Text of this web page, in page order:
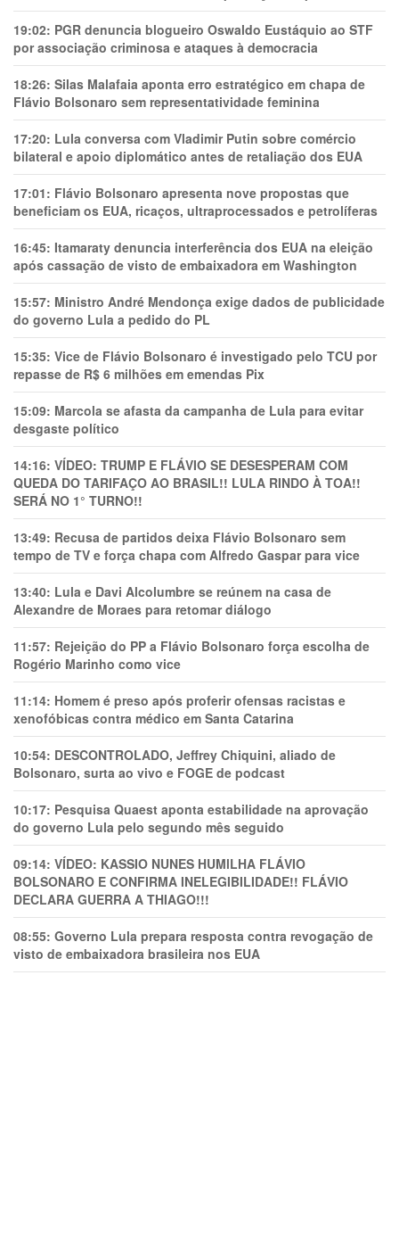
19:02: PGR denuncia blogueiro Oswaldo Eustáquio ao STF
por associação criminosa e ataques à democracia
18:26: Silas Malafaia aponta erro estratégico em chapa de
Flávio Bolsonaro sem representatividade feminina
17:20: Lula conversa com Vladimir Putin sobre comércio
bilateral e apoio diplomático antes de retaliação dos EUA
17:01: Flávio Bolsonaro apresenta nove propostas que
beneficiam os EUA, ricaços, ultraprocessados e petrolíferas
16:45: Itamaraty denuncia interferência dos EUA na eleição
após cassação de visto de embaixadora em Washington
15:57: Ministro André Mendonça exige dados de publicidade
do governo Lula a pedido do PL
15:35: Vice de Flávio Bolsonaro é investigado pelo TCU por
repasse de R$ 6 milhões em emendas Pix
15:09: Marcola se afasta da campanha de Lula para evitar
desgaste político
14:16: VÍDEO: TRUMP E FLÁVIO SE DESESPERAM COM
QUEDA DO TARIFAÇO AO BRASIL!! LULA RINDO À TOA!!
SERÁ NO 1° TURNO!!
13:49: Recusa de partidos deixa Flávio Bolsonaro sem
tempo de TV e força chapa com Alfredo Gaspar para vice
13:40: Lula e Davi Alcolumbre se reúnem na casa de
Alexandre de Moraes para retomar diálogo
11:57: Rejeição do PP a Flávio Bolsonaro força escolha de
Rogério Marinho como vice
11:14: Homem é preso após proferir ofensas racistas e
xenofóbicas contra médico em Santa Catarina
10:54: DESCONTROLADO, Jeffrey Chiquini, aliado de
Bolsonaro, surta ao vivo e FOGE de podcast
10:17: Pesquisa Quaest aponta estabilidade na aprovação
do governo Lula pelo segundo mês seguido
09:14: VÍDEO: KASSIO NUNES HUMlLHA FLÁVIO
BOLSONARO E CONFIRMA INELEGIBILIDADE!! FLÁVIO
DECLARA GUERRA A THIAGO!!!
08:55: Governo Lula prepara resposta contra revogação de
visto de embaixadora brasileira nos EUA